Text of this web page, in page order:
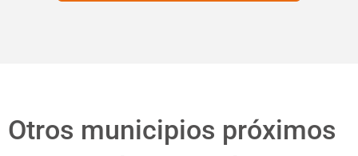
Otros municipios próximos